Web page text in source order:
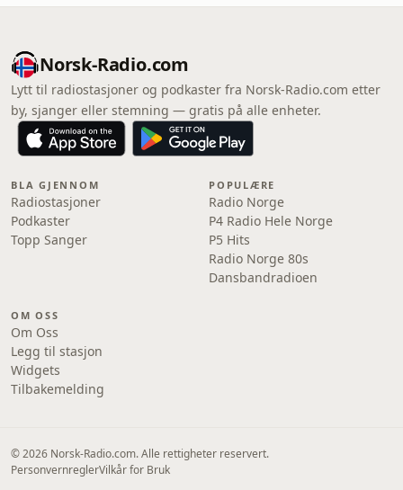
Norsk-Radio.com
Lytt til radiostasjoner og podkaster fra Norsk-Radio.com etter
by, sjanger eller stemning — gratis på alle enheter.
BLA GJENNOM
Radiostasjoner
Podkaster
Topp Sanger
POPULÆRE
Radio Norge
P4 Radio Hele Norge
P5 Hits
Radio Norge 80s
Dansbandradioen
OM OSS
Om Oss
Legg til stasjon
Widgets
Tilbakemelding
© 2026 Norsk-Radio.com. Alle rettigheter reservert.
PersonvernreglerVilkår for Bruk